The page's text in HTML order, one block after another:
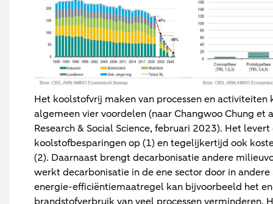
Het koolstofvrij maken van processen en activiteiten
algemeen vier voordelen (naar Changwoo Chung et
Research & Social Science, februari 2023). Het
koolstofbesparingen op (1) en tegelijkertijd ook
(2). Daarnaast brengt decarbonisatie andere
werkt decarbonisatie in de ene sector door in andere
energie-efficiëntiemaatregel kan bijvoorbeeld het